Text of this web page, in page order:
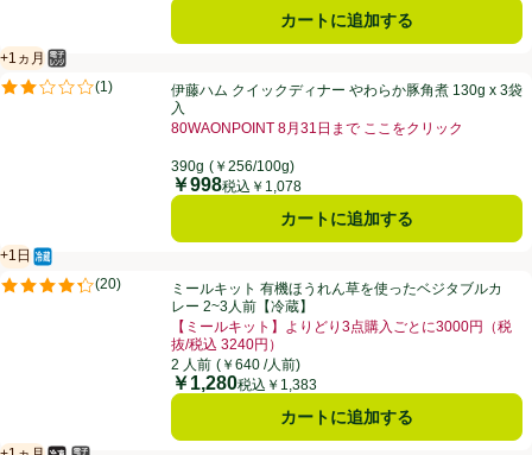
カートに追加する
伊藤ハム クイックディナー やわらか豚角煮 130g x 3袋入
+1ヵ月
賞味・消費期限保証：1ヵ月
電子レンジ使用可
(1 )
評価は1件のレビューで5点中2.0点。伊藤ハム クイックディナー やわらか豚角煮 130g x 3袋
入
80WAONPOINT 8月31日まで ここをクリック
390g (￥256/100g)
価格
￥998税込￥1,078
カートに追加する
ミールキット 有機ほうれん草を使ったベジタブルカレー 2~3人前【冷
+1日
賞味・消費期限保証：1日
冷蔵食品
(20)
評価は20件のレビューで5点中4.3点。ミールキット 有機ほうれん草を使ったベジタブルカ
レー 2~3人前【冷蔵】
【ミールキット】よりどり3点購入ごとに3000円（税
抜/税込 3240円）
お買い得品名：【ミールキット】よりどり3点購入ご
2 人前 (￥640 /人前)
価格
￥1,280税込￥1,383
カートに追加する